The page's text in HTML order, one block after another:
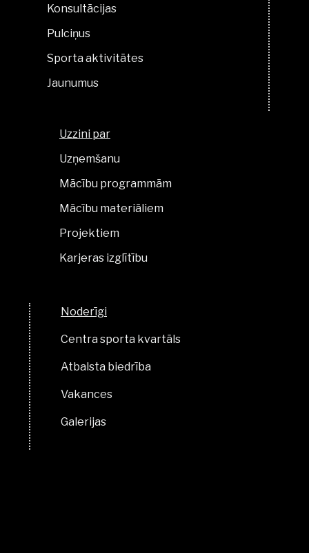
Konsultācijas
Pulciņus
Sporta aktivitātes
Jaunumus
Uzzini par
Uzņemšanu
Mācību programmām
Mācību materiāliem
Projektiem
Karjeras izglītību
Noderīgi
Centra sporta kvartāls
Atbalsta biedrība
Vakances
Galerijas